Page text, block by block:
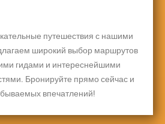
путешествия с нашими
широкий выбор маршрутов
гидами и интереснейшими
Бронируйте прямо сейчас и
впечатлений!